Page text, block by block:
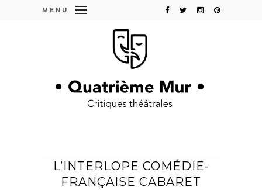
MENU
L’INTERLOPE COMÉDIE-
FRANÇAISE CABARET